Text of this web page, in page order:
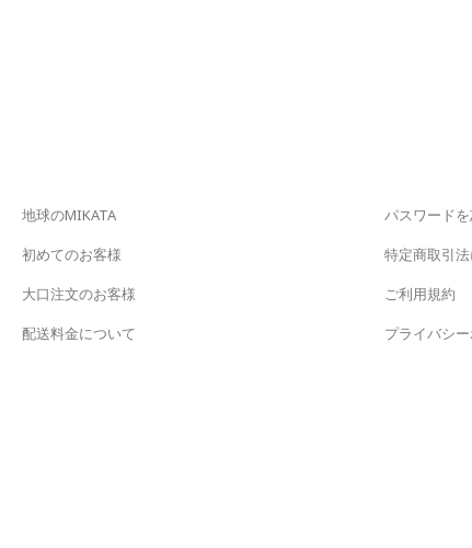
地球のMIKATA
初めてのお客様
大口注文のお客様
配送料金について
パスワード
特定商取引
ご利用規約
プライバシ